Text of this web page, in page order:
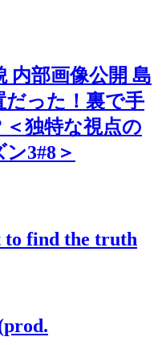
内部画像公開 島
った！裏で手
独特な視点の
3#8＞
to find the truth